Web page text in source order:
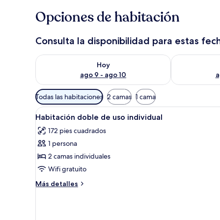
Opciones de habitación
Consulta la disponibilidad para estas
Hoy
ago 9 - ago 10
Consulta la disponibilidad para hoy ago 9 - ago 10
Consulta la
Filtros
disponibles
para
las
habitaciones
Todas las habitaciones 2 camas 1 cama
Abrir
todas
las
fotos
de
Habitación
doble
de
Habitación de hotel con dos
28
Habitación doble de uso individual
172 pies cuadrados
1 persona
2 camas individuales
Wifi gratuito
Más detalles
Más